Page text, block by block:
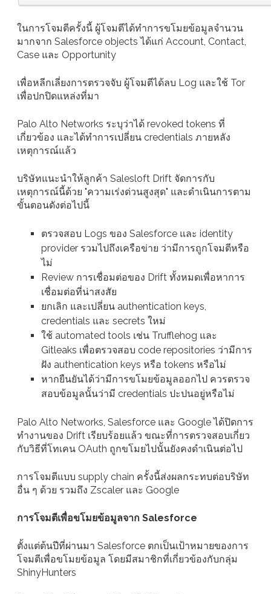
ในการโจมตีครั้งนี้ ผู้โจมตีได้ทำการขโมยข้อมูลจำนวน
มากจาก Salesforce objects ได้แก่ Account, Contact,
Case และ Opportunity
เพื่อหลีกเลี่ยงการตรวจจับ ผู้โจมตีได้ลบ Log และใช้ Tor
เพื่อปกปิดแหล่งที่มา
Palo Alto Networks ระบุว่าได้ revoked tokens ที่
เกี่ยวข้อง และได้ทำการเปลี่ยน credentials ภายหลัง
เหตุการณ์แล้ว
บริษัทแนะนำให้ลูกค้า Salesloft Drift จัดการกับ
เหตุการณ์นี้ด้วย "ความเร่งด่วนสูงสุด" และดำเนินการตาม
ขั้นตอนดังต่อไปนี้
ตรวจสอบ Logs ของ Salesforce และ identity
provider รวมไปถึงเครือข่าย ว่ามีการถูกโจมตีหรือ
ไม่
Review การเชื่อมต่อของ Drift ทั้งหมดเพื่อหาการ
เชื่อมต่อที่น่าสงสัย
ยกเลิก และเปลี่ยน authentication keys,
credentials และ secrets ใหม่
ใช้ automated tools เช่น Trufflehog และ
Gitleaks เพื่อตรวจสอบ code repositories ว่ามีการ
ฝัง authentication keys หรือ tokens หรือไม่
หากยืนยันได้ว่ามีการขโมยข้อมูลออกไป ควรตรวจ
สอบข้อมูลนั้นว่ามี credentials ปะปนอยู่หรือไม่
Palo Alto Networks, Salesforce และ Google ได้ปิดการ
ทำงานของ Drift เรียบร้อยแล้ว ขณะที่การตรวจสอบเกี่ยว
กับวิธีที่โทเคน OAuth ถูกขโมยไปนั้นยังคงดำเนินต่อไป
การโจมตีแบบ supply chain ครั้งนี้ส่งผลกระทบต่อบริษัท
อื่น ๆ ด้วย รวมถึง Zscaler และ Google
การโจมตีเพื่อขโมยข้อมูลจาก Salesforce
ตั้งแต่ต้นปีที่ผ่านมา Salesforce ตกเป็นเป้าหมายของการ
โจมตีเพื่อขโมยข้อมูล โดยมีสมาชิกที่เกี่ยวข้องกับกลุ่ม
ShinyHunters